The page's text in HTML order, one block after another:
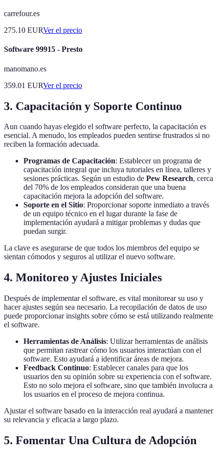
carrefour.es
275.10 EURVer el precio
Software 99915 - Presto
manomano.es
359.01 EURVer el precio
3. Capacitación y Soporte Continuo
Aun cuando hayas elegido el software perfecto, la capacitación es
esencial. A menudo, los empleados pueden sentirse frustrados si no
reciben la formación adecuada.
Programas de Capacitación: Establecer un programa de
capacitación integral que incluya tutoriales en línea, talleres y
sesiones prácticas. Según un estudio de Pew Research, cerca
del 70% de los empleados consideran que una buena
capacitación mejora la adopción del software.
Soporte en el Sitio: Proporcionar soporte inmediato a través
de un equipo técnico en el lugar durante la fase de
implementación ayudará a mitigar problemas y dudas que
puedan surgir.
La clave es asegurarse de que todos los miembros del equipo se
sientan cómodos y seguros al utilizar el nuevo software.
4. Monitoreo y Ajustes Iniciales
Después de implementar el software, es vital monitorear su uso y
hacer ajustes según sea necesario. La recopilación de datos de uso
puede proporcionar insights sobre cómo se está utilizando realmente
el software.
Herramientas de Análisis: Utilizar herramientas de análisis
que permitan rastrear cómo los usuarios interactúan con el
software. Esto ayudará a identificar áreas de mejora.
Feedback Continuo: Establecer canales para que los
usuarios den su opinión sobre su experiencia con el software.
Esto no solo mejora el software, sino que también involucra a
los usuarios en el proceso de mejora continua.
Ajustar el software basado en la interacción real ayudará a mantener
su relevancia y eficacia a largo plazo.
5. Fomentar Una Cultura de Adopción